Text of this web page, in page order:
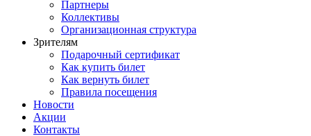
Партнеры
Коллективы
Организационная структура
Зрителям
Подарочный сертификат
Как купить билет
Как вернуть билет
Правила посещения
Новости
Акции
Контакты